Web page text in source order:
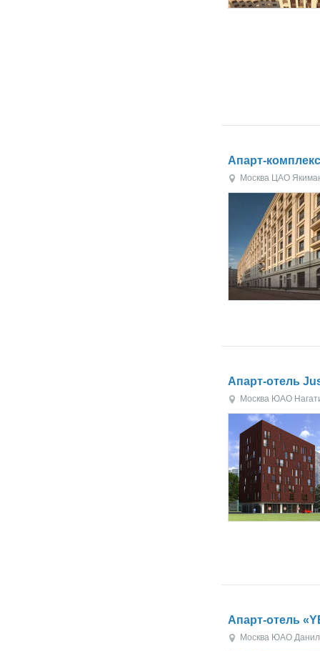
Апарт-
Москва ЦАО
Апарт-отель
Москва ЮАО
Апарт-отель
Москва ЮАО